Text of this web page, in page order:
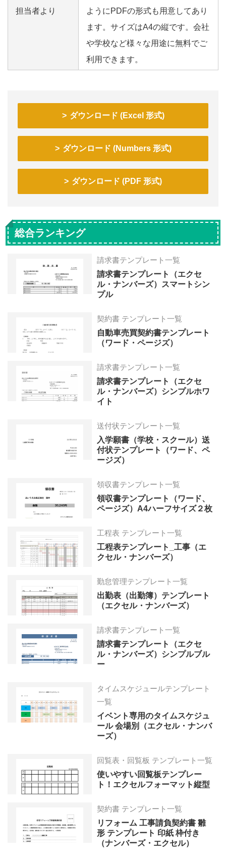
担当者より
ようにPDFの形式も用意してあり
ます。サイズはA4の縦です。会社
や学校など様々な用途に無料でご
利用できます。
ダウンロード (Excel 形式)
ダウンロード (Numbers 形式)
ダウンロード (PDF 形式)
総合ランキング
請求書テンプレート一覧
請求書テンプレート（エクセ
ル・ナンバーズ）スマートシン
プル
契約書 テンプレート一覧
自動車売買契約書テンプレート
（ワード・ページズ）
請求書テンプレート一覧
請求書テンプレート（エクセ
ル・ナンバーズ）シンプルホワ
イト
送付状テンプレート一覧
入学願書（学校・スクール）送
付状テンプレート（ワード、ペ
ージズ）
領収書テンプレート一覧
領収書テンプレート（ワード、
ページズ）A4ハーフサイズ２枚
工程表 テンプレート一覧
工程表テンプレート_工事（エ
クセル・ナンバーズ）
勤怠管理テンプレート一覧
出勤表（出勤簿）テンプレート
（エクセル・ナンバーズ）
請求書テンプレート一覧
請求書テンプレート（エクセ
ル・ナンバーズ）シンプルブル
ー
タイムスケジュールテンプレート
一覧
イベント専用のタイムスケジュ
ール 会場別（エクセル・ナンバ
ーズ）
回覧表・回覧板 テンプレート一覧
使いやすい回覧板テンプレー
ト！エクセルフォーマット縦型
契約書 テンプレート一覧
リフォーム 工事請負契約書 雛
形 テンプレート 印紙 枠付き
（ナンバーズ・エクセル）